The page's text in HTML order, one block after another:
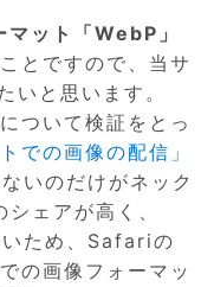
ット「WebP」
とですので、当サ
いと思います。
ついて検証をとっ
での画像の配信」
いのだけがネック
ェアが高く、
ため、Safariの
の画像フォーマッ